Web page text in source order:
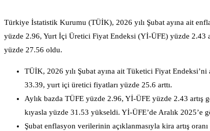
Türkiye İstatistik Kurumu (TÜİK), 2026 yılı Şubat ayına ait
yüzde 2.96, Yurt İçi Üretici Fiyat Endeksi (Yİ-ÜFE) yüzde 2.43
yüzde 27.56 oldu.
TÜİK, 2026 yılı Şubat ayına ait Tüketici Fiyat
33.39, yurt içi üretici fiyatları yüzde 25.6 arttı.
Aylık bazda TÜFE yüzde 2.96, Yİ-ÜFE yüzde 2.43 artış
kıyasla yüzde 31.53 yükseldi. Yİ-ÜFE’de Aralık 2025’e
Şubat enflasyon verilerinin açıklanmasıyla kira artış